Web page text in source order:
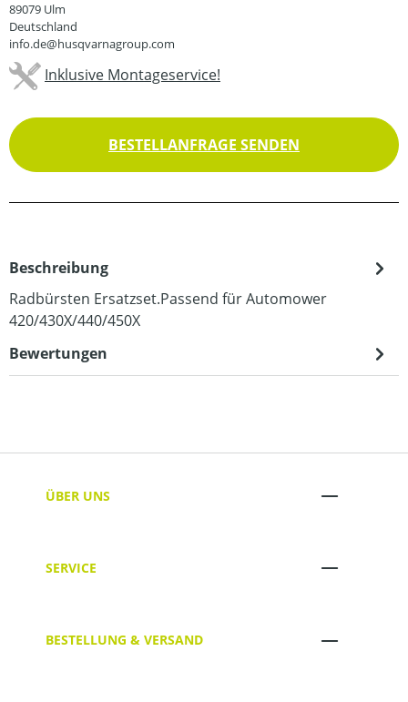
89079 Ulm
Deutschland
info.de@husqvarnagroup.com
Inklusive Montageservice!
BESTELLANFRAGE SENDEN
Beschreibung
Radbürsten Ersatzset.Passend für Automower
420/430X/440/450X
Bewertungen
ÜBER UNS
SERVICE
BESTELLUNG & VERSAND